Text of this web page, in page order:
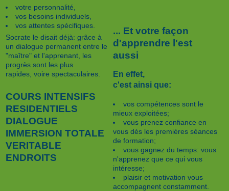
votre personnalité,
vos besoins individuels,
vos attentes spécifiques.
Socrate le disait déjà: grâce à
un dialogue permanent entre le
"maître" et l'apprenant, les
progrès sont les plus
rapides, voire spectaculaires.
COURS INTENSIFS
RESIDENTIELS
DIALOGUE
IMMERSION TOTALE
VERITABLE
ENDROITS
... Et votre façon
d'apprendre l'est
aussi
En effet,
c'est ainsi que:
vos compétences sont le
mieux exploitées;
vous prenez confiance en
vous dès les premières séances
de formation;
vous gagnez du temps: vous
n'apprenez que ce qui vous
intéresse;
plaisir et motivation vous
accompagnent constamment.